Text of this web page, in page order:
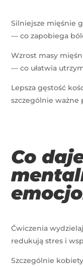
Silniejsze mięśnie
— co zapobiega
Wzrost masy
— co ułatwia
Lepsza gęstość
szczególnie ważne
Co
Ćwiczenia
redukują stres i
Szczególnie